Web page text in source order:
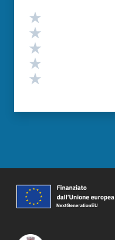
Valutazione